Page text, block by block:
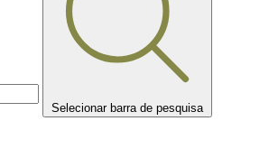
Selecionar barra de pesquisa